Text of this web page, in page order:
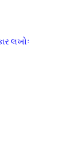
લખોઃ